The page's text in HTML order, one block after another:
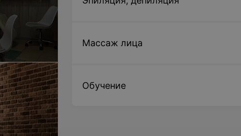
Массаж лица
Обучение